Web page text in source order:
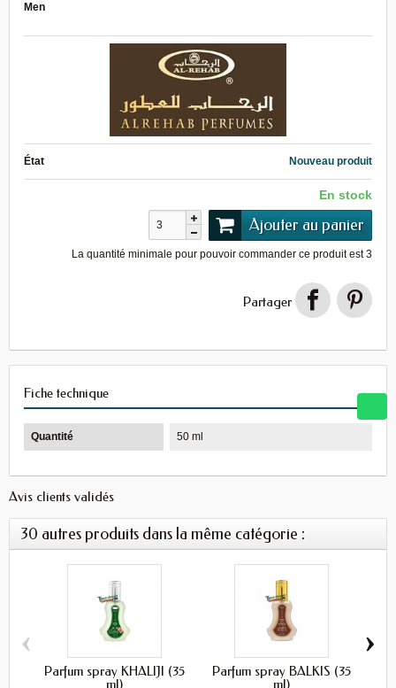
Men
État Nouveau produit
En stock
Ajouter au panier
La quantité minimale pour pouvoir commander ce produit est3
Partager
Fiche technique
Quantité 50 ml
Avis clients validés
30 autres produits dans la même catégorie :
Parfum spray KHALIJI (35
Parfum spray BALKIS (35
‹ ›